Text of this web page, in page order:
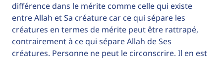
différence dans le mérite comme celle qui existe
entre Allah et Sa créature car ce qui sépare les
créatures en termes de mérite peut être rattrapé,
contrairement à ce qui sépare Allah de Ses
créatures. Personne ne peut le circonscrire. Il en est